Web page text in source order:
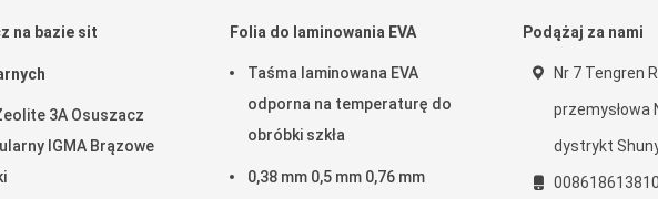
na bazie sit
3A Osuszacz
IGMA Brązowe
Folia do laminowania EVA
Taśma laminowana EVA
odporna na temperaturę do
obróbki szkła
0,38 mm 0,5 mm 0,76 mm
Podążaj za nami
Nr 7 Tengren
przemysłowa
dystrykt